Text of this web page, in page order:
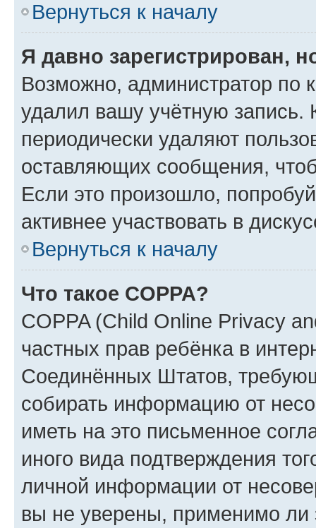
Вернуться к началу
Я давно зарегистрирован,
Возможно, администратор по
удалил вашу учётную запись.
периодически удаляют
оставляющих сообщения,
Если это произошло,
активнее участвовать в
Вернуться к началу
Что такое COPPA?
COPPA (Child Online Privacy
частных прав ребёнка в
Соединённых Штатов,
собирать информацию от
иметь на это письменное
иного вида подтверждения
личной информации от
вы не уверены, применимо ли